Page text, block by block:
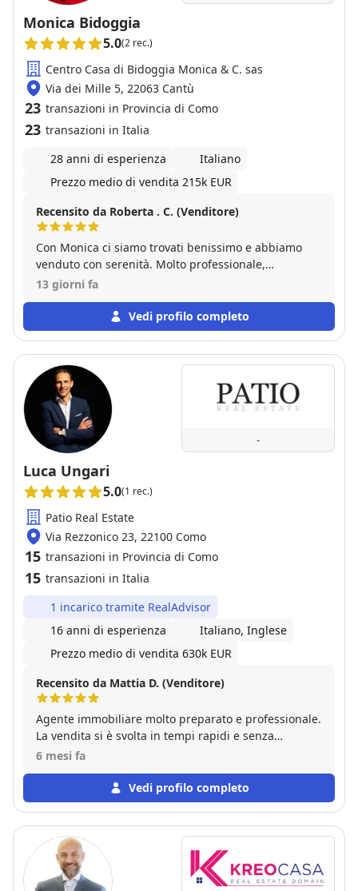
Monica Bidoggia
5.0(2 rec.)
Centro Casa di Bidoggia Monica & C. sas
Via dei Mille 5, 22063 Cantù
23 transazioni in Provincia di Como
23 transazioni in Italia
28 anni di esperienza
Italiano
Prezzo medio di vendita 215k EUR
Recensito da Roberta . C. (Venditore)
Con Monica ci siamo trovati benissimo e abbiamo
venduto con serenità. Molto professionale,
disponibile, attenta a tutta la parte burocratica. Ha
trovato l'acquirente giusto nei tempi che aveva
promesso. Consiglio vivamente Monica e la sua
perdere tempo e denaro.
13 giorni fa
Vedi profilo completo
-
Luca Ungari
5.0(1 rec.)
Patio Real Estate
Via Rezzonico 23, 22100 Como
15 transazioni in Provincia di Como
15 transazioni in Italia
1 incarico tramite RealAdvisor
16 anni di esperienza
Italiano, Inglese
Prezzo medio di vendita 630k EUR
Recensito da Mattia D. (Venditore)
Agente immobiliare molto preparato e professionale.
La vendita si è svolta in tempi rapidi e senza
complicazioni. Assolutamente consigliato.
6 mesi fa
Vedi profilo completo